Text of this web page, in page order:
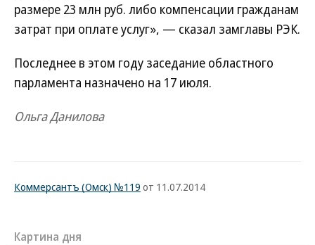
размере 23 млн руб. либо компенсации гражданам
затрат при оплате услуг», — сказал замглавы РЭК.
Последнее в этом году заседание областного
парламента назначено на 17 июля.
Ольга Данилова
Коммерсантъ (Омск) №119 от 11.07.2014
Картина дня